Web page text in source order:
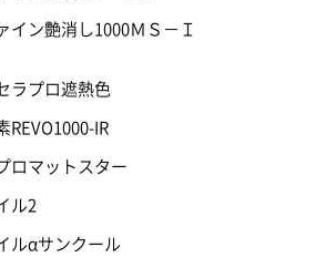
イン艶消し1000ＭＳ－Ｉ
ラプロ遮熱色
REVO1000-IR
ロマットスター
ル2
ルαサンクール